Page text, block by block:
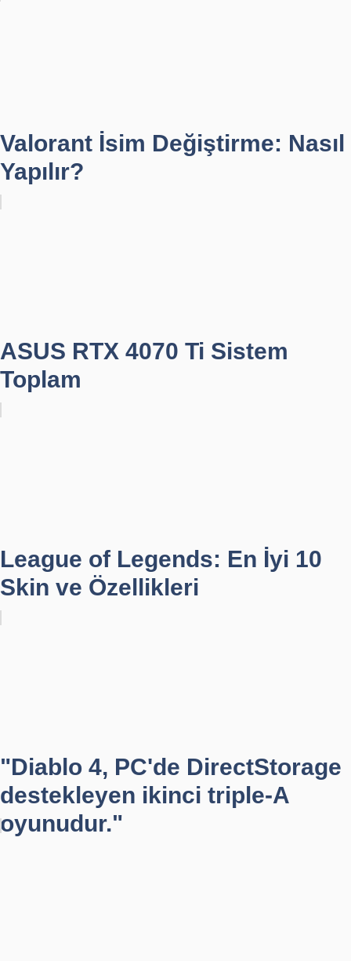
Valorant İsim Değiştirme: Nasıl
Yapılır?
ASUS RTX 4070 Ti Sistem
Toplam
League of Legends: En İyi 10
Skin ve Özellikleri
"Diablo 4, PC'de DirectStorage
destekleyen ikinci triple-A
oyunudur."